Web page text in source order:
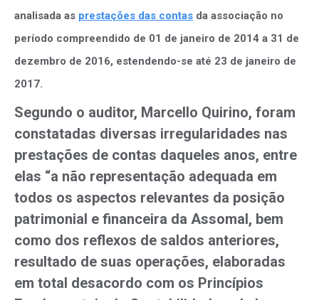
analisada as prestações das contas da associação no
período compreendido de 01 de janeiro de 2014 a 31 de
dezembro de 2016, estendendo-se até 23 de janeiro de
2017.
Segundo o auditor, Marcello Quirino, foram
constatadas diversas irregularidades nas
prestações de contas daqueles anos, entre
elas “a não representação adequada em
todos os aspectos relevantes da posição
patrimonial e financeira da Assomal, bem
como dos reflexos de saldos anteriores,
resultado de suas operações, elaboradas
em total desacordo com os Princípios